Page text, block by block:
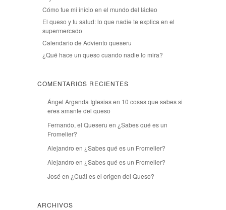
Cómo fue mi inicio en el mundo del lácteo
El queso y tu salud: lo que nadie te explica en el
supermercado
Calendario de Adviento queseru
¿Qué hace un queso cuando nadie lo mira?
COMENTARIOS RECIENTES
Ángel Arganda Iglesiasen 10 cosas que sabes si
eres amante del queso
Fernando, el Queseru en ¿Sabes qué es un
Fromelier?
Alejandro en ¿Sabes qué es un Fromelier?
Alejandro en ¿Sabes qué es un Fromelier?
José en ¿Cuál es el origen del Queso?
ARCHIVOS